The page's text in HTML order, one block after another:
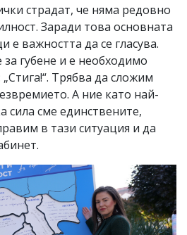
страдат, че няма редовно
Заради това основната
е важността да се гласува.
губене и е необходимо
Трябва да сложим
А ние като най-
сила сме единствените,
в тази ситуация и да